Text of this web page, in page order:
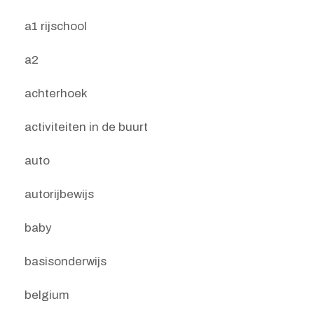
a1 rijschool
a2
achterhoek
activiteiten in de buurt
auto
autorijbewijs
baby
basisonderwijs
belgium